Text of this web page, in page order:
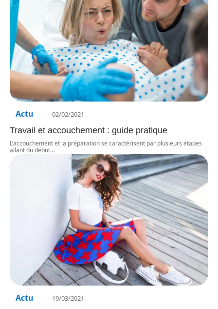
Actu 02/02/2021
Travail et accouchement : guide pratique
L’accouchement et la préparation se caractérisent par plusieurs étapes
allant du début…
Actu 19/03/2021